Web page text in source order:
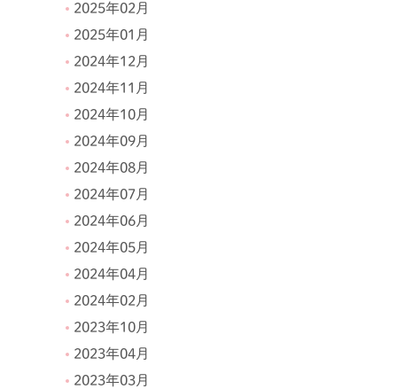
2025年02月
2025年01月
2024年12月
2024年11月
2024年10月
2024年09月
2024年08月
2024年07月
2024年06月
2024年05月
2024年04月
2024年02月
2023年10月
2023年04月
2023年03月